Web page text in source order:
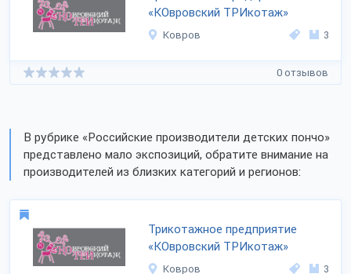
«КОвровский ТРИкотаж»
Ковров 3
0 отзывов
В рубрике «Российские производители детских пончо»
представлено мало экспозиций, обратите внимание на
производителей из близких категорий и регионов:
Трикотажное предприятие
«КОвровский ТРИкотаж»
Ковров 3